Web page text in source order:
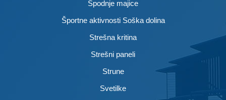
Spodnje majice
Športne aktivnosti Soška dolina
Strešna kritina
Strešni paneli
Strune
Svetilke